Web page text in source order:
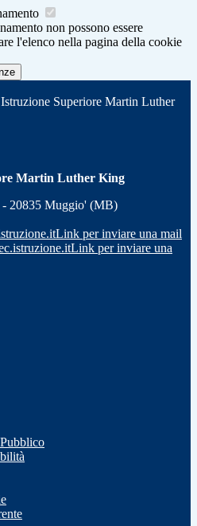
non possono essere
l'elenco nella pagina della cookie
Superiore Martin Luther
Martin Luther King
- 20835 Muggio' (MB)
Link per inviare una mail
Link per inviare una